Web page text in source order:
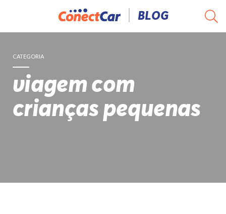
BLOG
CATEGORIA
viagem com
crianças pequenas